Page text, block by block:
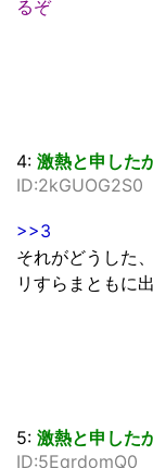
るぞ
4: 激熱と申した
ID:2kGUOG2S0
>>3
それがどうした
リすらまともに
5: 激熱と申した
ID:5EqrdomQ0